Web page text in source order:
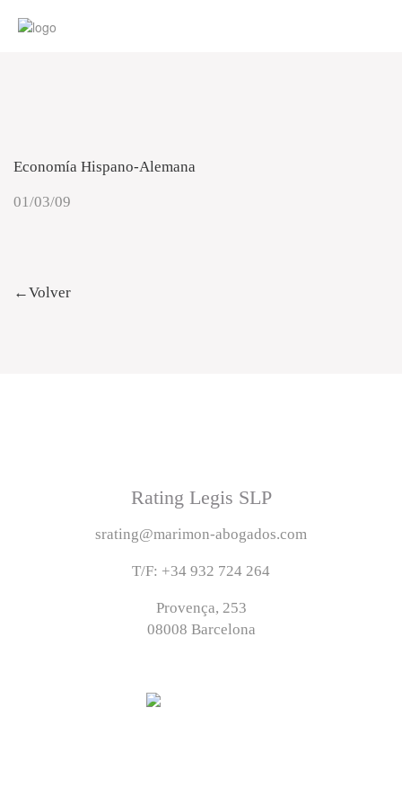
Economía Hispano-Alemana
01/03/09
←Volver
Rating Legis SLP
srating@marimon-abogados.com
T/F: +34 932 724 264
Provença, 253
08008 Barcelona